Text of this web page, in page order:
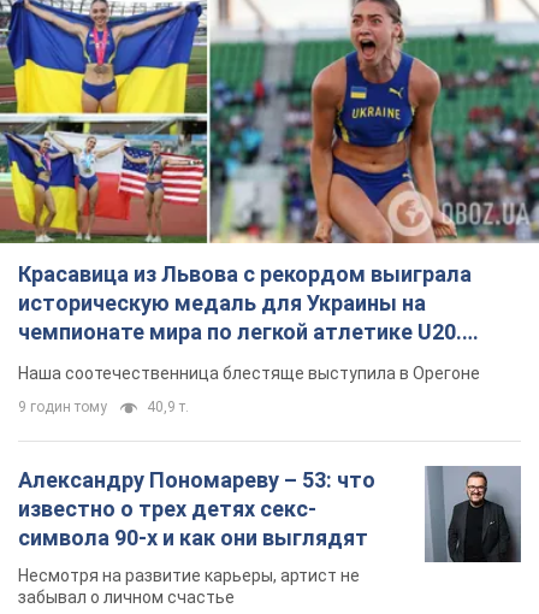
Красавица из Львова с рекордом выиграла
историческую медаль для Украины на
чемпионате мира по легкой атлетике U20.
Видео
Наша соотечественница блестяще выступила в Орегоне
9 годин тому 40,9 т.
Александру Пономареву – 53: что
известно о трех детях секс-
символа 90-х и как они выглядят
Несмотря на развитие карьеры, артист не
забывал о личном счастье